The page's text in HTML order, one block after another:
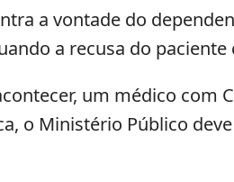
a vontade do
a recusa do
um médico com
o Ministério Público